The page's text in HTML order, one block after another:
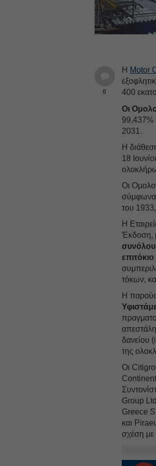
0
Η Motor
400
Οι
99,437%
2031.
Η
18
Οι
σύμφωνα
του
Η
Έκδοση,
τόκων,
Η
δανείου
της
Οι
Group
Greece
και
σχέση